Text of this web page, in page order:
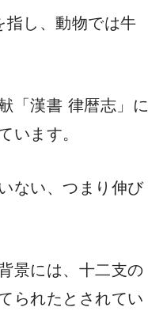
指し、動物では牛
「漢書 律暦志」に
ます。
ない、つまり伸び
景には、十二支の
られたとされてい